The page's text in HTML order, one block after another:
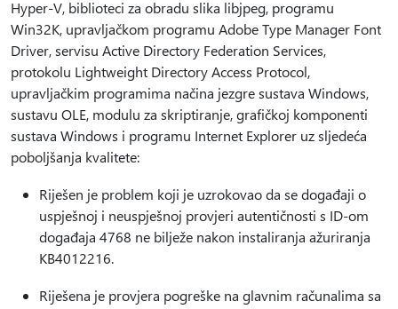
Hyper-V, biblioteci za obradu slika libjpeg, programu
Win32K, upravljačkom programu Adobe Type Manager Font
Driver, servisu Active Directory Federation Services,
protokolu Lightweight Directory Access Protocol,
upravljačkim programima načina jezgre sustava Windows,
sustavu OLE, modulu za skriptiranje, grafičkoj komponenti
sustava Windows i programu Internet Explorer uz sljedeća
poboljšanja kvalitete:
Riješen je problem koji je uzrokovao da se događaji o
uspješnoj i neuspješnoj provjeri autentičnosti s ID-om
događaja 4768 ne bilježe nakon instaliranja ažuriranja
KB4012216.
Riješena je provjera pogreške na glavnim računalima sa